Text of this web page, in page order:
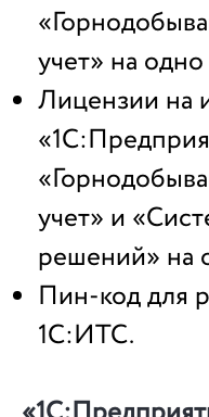
учет» на
Лицензии на
учет» и
решений» на
Пин-код для
1С:ИТС.